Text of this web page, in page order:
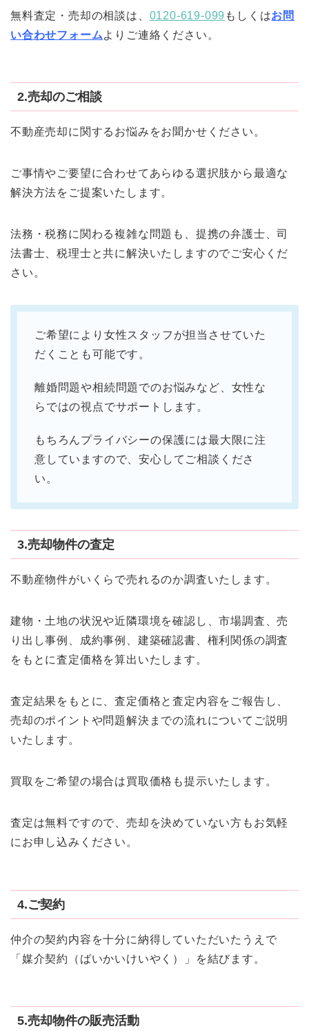
無料査定・売却の相談は、 0120-619-099 もしくはお問
い合わせフォームよりご連絡ください。
2.売却のご相談
不動産売却に関するお悩みをお聞かせください。
ご事情やご要望に合わせてあらゆる選択肢から最適な
解決方法をご提案いたします。
法務・税務に関わる複雑な問題も、提携の弁護士、司
法書士、税理士と共に解決いたしますのでご安心くだ
さい。
ご希望により女性スタッフが担当させていた
だくことも可能です。
離婚問題や相続問題でのお悩みなど、女性な
らではの視点でサポートします。
もちろんプライバシーの保護には最大限に注
意していますので、安心してご相談くださ
い。
3.売却物件の査定
不動産物件がいくらで売れるのか調査いたします。
建物・土地の状況や近隣環境を確認し、市場調査、売
り出し事例、成約事例、建築確認書、権利関係の調査
をもとに査定価格を算出いたします。
査定結果をもとに、査定価格と査定内容をご報告し、
売却のポイントや問題解決までの流れについてご説明
いたします。
買取をご希望の場合は買取価格も提示いたします。
査定は無料ですので、売却を決めていない方もお気軽
にお申し込みください。
4.ご契約
仲介の契約内容を十分に納得していただいたうえで
「媒介契約（ばいかいけいやく）」を結びます。
5.売却物件の販売活動